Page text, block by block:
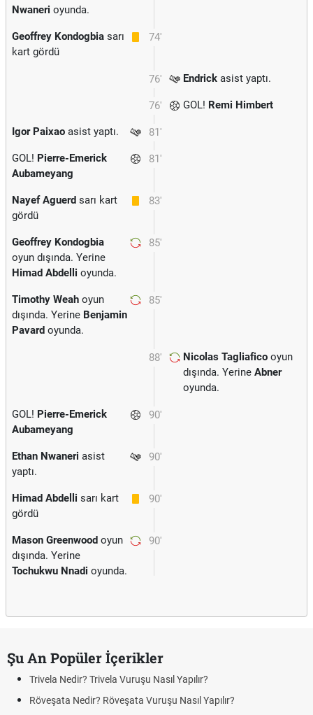
Nwaneri oyunda.
74'
Geoffrey Kondogbia sarı
kart gördü
76' Endrick asist yaptı.
76' GOL! Remi Himbert
81'
Igor Paixao asist yaptı.
81'
GOL! Pierre-Emerick
Aubameyang
83'
Nayef Aguerd sarı kart
gördü
85'
Geoffrey Kondogbia
oyun dışında. Yerine
Himad Abdelli oyunda.
85'
Timothy Weah oyun
dışında. Yerine Benjamin
Pavard oyunda.
88' Nicolas Tagliafico oyun
dışında. Yerine Abner
oyunda.
90'
GOL! Pierre-Emerick
Aubameyang
90'
Ethan Nwaneri asist
yaptı.
90'
Himad Abdelli sarı kart
gördü
90'
Mason Greenwood oyun
dışında. Yerine
Tochukwu Nnadi oyunda.
Şu An Popüler İçerikler
Trivela Nedir? Trivela Vuruşu Nasıl Yapılır?
Röveşata Nedir? Röveşata Vuruşu Nasıl Yapılır?